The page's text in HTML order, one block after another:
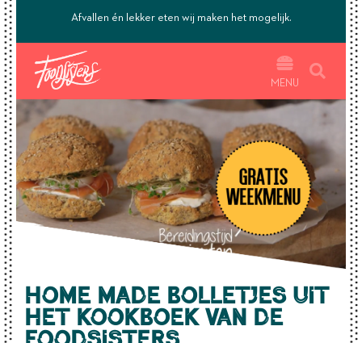
Afvallen én lekker eten wij maken het mogelijk.
MENU
Home made bolletjes uit
het kookboek van de
Foodsisters